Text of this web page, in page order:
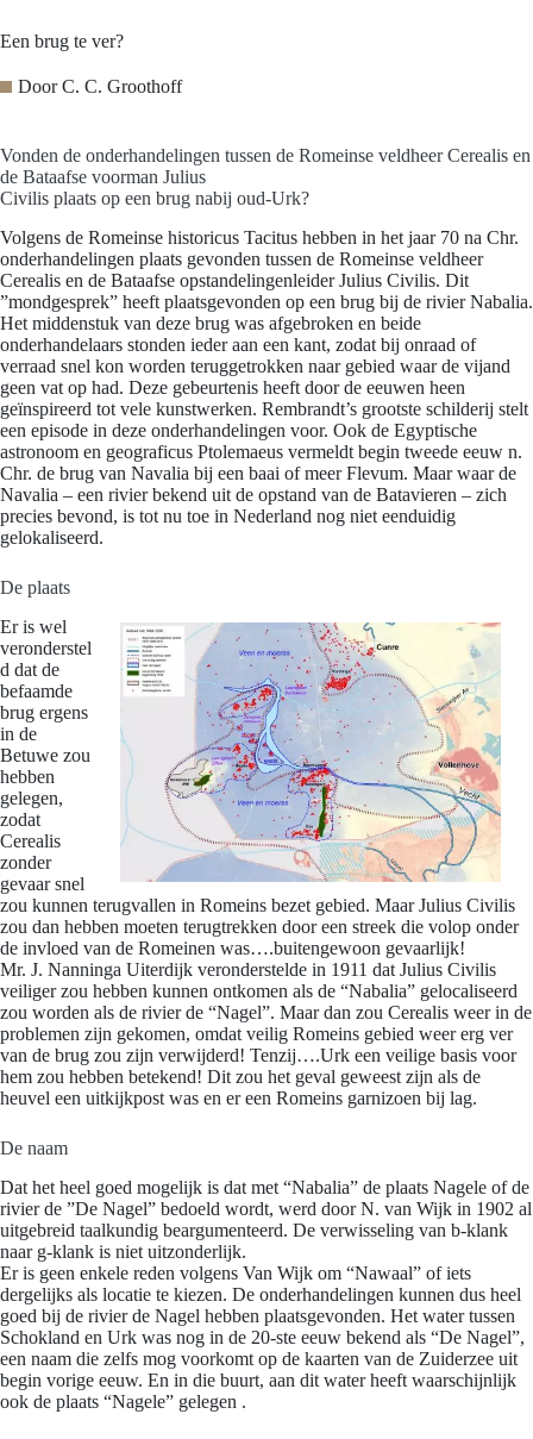
Een brug te ver?
DoorC. C. Groothoff
Vonden de onderhandelingen tussen de Romeinse veldheer Cerealis en
de Bataafse voorman Julius
Civilis plaats op een brug nabij oud-Urk?
Volgens de Romeinse historicus Tacitus hebben in het jaar 70 na Chr.
onderhandelingen plaats gevonden tussen de Romeinse veldheer
Cerealis en de Bataafse opstandelingenleider Julius Civilis. Dit
”mondgesprek” heeft plaatsgevonden op een brug bij de rivier Nabalia.
Het middenstuk van deze brug was afgebroken en beide
onderhandelaars stonden ieder aan een kant, zodat bij onraad of
verraad snel kon worden teruggetrokken naar gebied waar de vijand
geen vat op had. Deze gebeurtenis heeft door de eeuwen heen
geïnspireerd tot vele kunstwerken. Rembrandt’s grootste schilderij stelt
een episode in deze onderhandelingen voor. Ook de Egyptische
astronoom en geograficus Ptolemaeus vermeldt begin tweede eeuw n.
Chr. de brug van Navalia bij een baai of meer Flevum. Maar waar de
Navalia – een rivier bekend uit de opstand van de Batavieren – zich
precies bevond, is tot nu toe in Nederland nog niet eenduidig
gelokaliseerd.
De plaats
Er is wel
veronderstel
d dat de
befaamde
brug ergens
in de
Betuwe zou
hebben
gelegen,
zodat
Cerealis
zonder
gevaar snel
zou kunnen terugvallen in Romeins bezet gebied. Maar Julius Civilis
zou dan hebben moeten terugtrekken door een streek die volop onder
de invloed van de Romeinen was….buitengewoon gevaarlijk!
Mr. J. Nanninga Uiterdijk veronderstelde in 1911 dat Julius Civilis
veiliger zou hebben kunnen ontkomen als de “Nabalia” gelocaliseerd
zou worden als de rivier de “Nagel”. Maar dan zou Cerealis weer in de
problemen zijn gekomen, omdat veilig Romeins gebied weer erg ver
van de brug zou zijn verwijderd! Tenzij….Urk een veilige basis voor
hem zou hebben betekend! Dit zou het geval geweest zijn als de
heuvel een uitkijkpost was en er een Romeins garnizoen bij lag.
De naam
Dat het heel goed mogelijk is dat met “Nabalia” de plaats Nagele of de
rivier de ”De Nagel” bedoeld wordt, werd door N. van Wijk in 1902 al
uitgebreid taalkundig beargumenteerd. De verwisseling van b-klank
naar g-klank is niet uitzonderlijk.
Er is geen enkele reden volgens Van Wijk om “Nawaal” of iets
dergelijks als locatie te kiezen. De onderhandelingen kunnen dus heel
goed bij de rivier de Nagel hebben plaatsgevonden. Het water tussen
Schokland en Urk was nog in de 20-ste eeuw bekend als “De Nagel”,
een naam die zelfs mog voorkomt op de kaarten van de Zuiderzee uit
begin vorige eeuw. En in die buurt, aan dit water heeft waarschijnlijk
ook de plaats “Nagele” gelegen .